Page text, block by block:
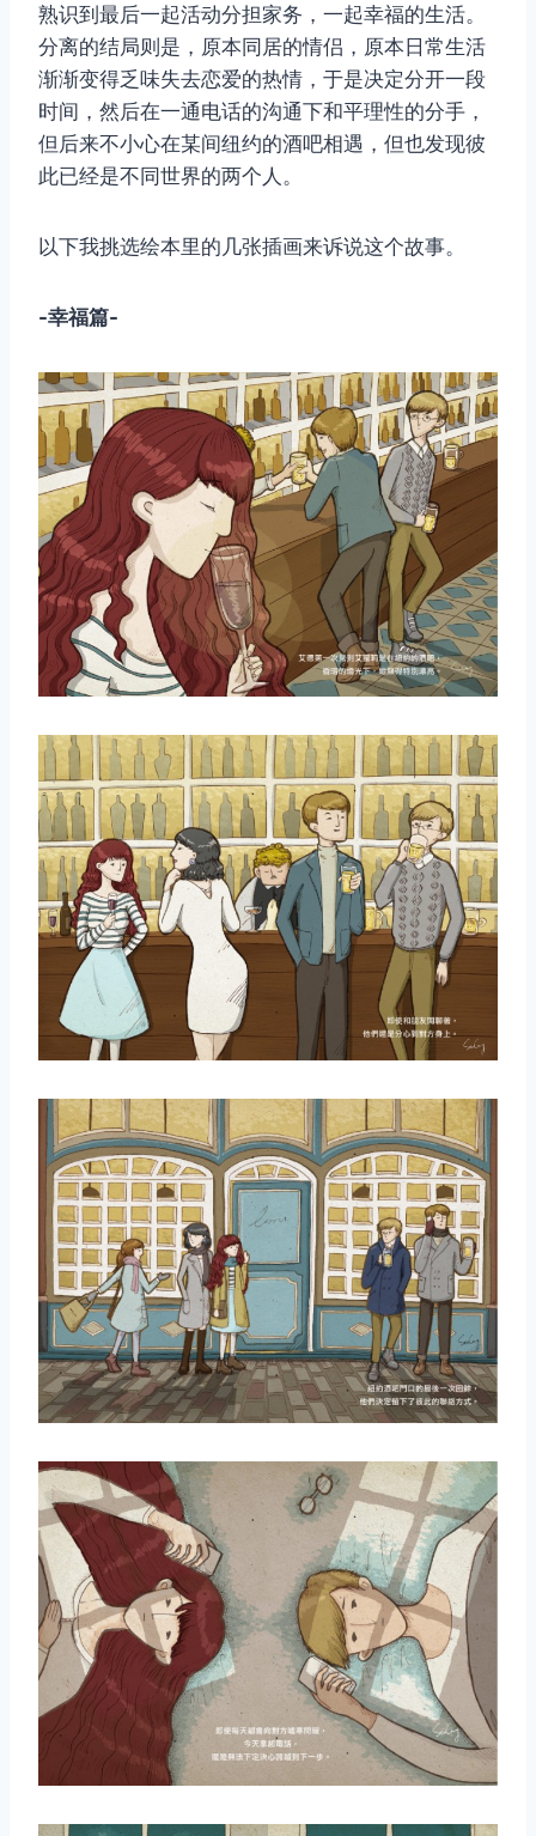
熟识到最后一起活动分担家务，一起幸福的生活。
分离的结局则是，原本同居的情侣，原本日常生活
渐渐变得乏味失去恋爱的热情，于是决定分开一段
时间，然后在一通电话的沟通下和平理性的分手，
但后来不小心在某间纽约的酒吧相遇，但也发现彼
此已经是不同世界的两个人。
以下我挑选绘本里的几张插画来诉说这个故事。
-幸福篇-